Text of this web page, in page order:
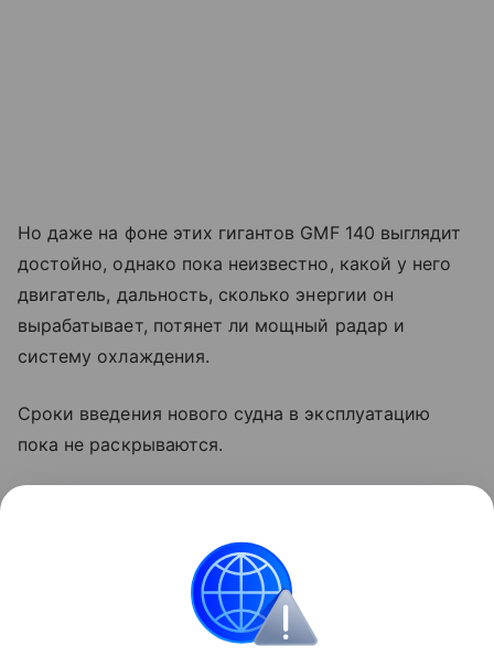
Но даже на фоне этих гигантов GMF 140 выглядит
достойно, однако пока неизвестно, какой у него
двигатель, дальность, сколько энергии он
вырабатывает, потянет ли мощный радар и
систему охлаждения.
Сроки введения нового судна в эксплуатацию
пока не раскрываются.
военная техника